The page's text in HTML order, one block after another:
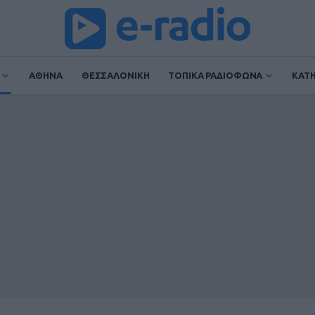
ΑΘΗΝΑ ΘΕΣΣΑΛΟΝΙΚΗ ΤΟΠΙΚΑ ΡΑΔΙΟΦΩΝΑ